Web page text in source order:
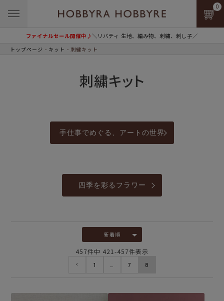
ファイナルセール開催中♪＼リバティ 生地、編み物、刺繍、刺し子／
0
トップページ キット 刺繍キット
刺繍キット
手仕事でめぐる、アートの世界
四季を彩るフラワー
新着順
457件中 421 -457件表示
1 7 8